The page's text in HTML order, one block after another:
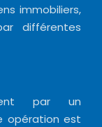
immobiliers,
différentes
par un
opération est